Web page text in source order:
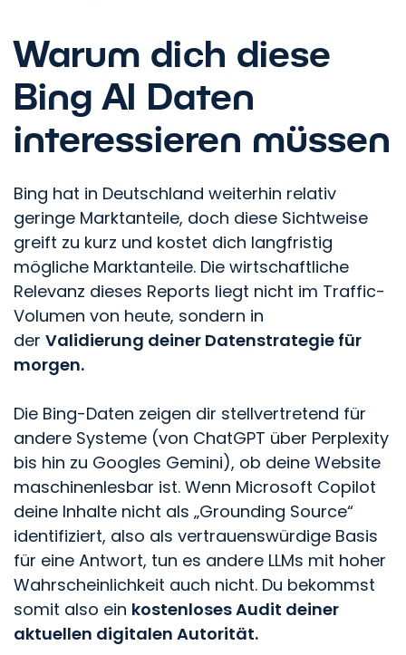
Warum dich diese
Bing AI Daten
interessieren müssen
Bing hat in Deutschland weiterhin relativ
geringe Marktanteile, doch diese Sichtweise
greift zu kurz und kostet dich langfristig
mögliche Marktanteile. Die wirtschaftliche
Relevanz dieses Reports liegt nicht im Traffic-
Volumen von heute, sondern in
der Validierung deiner Datenstrategie für
morgen.
Die Bing-Daten zeigen dir stellvertretend für
andere Systeme (von ChatGPT über Perplexity
bis hin zu Googles Gemini), ob deine Website
maschinenlesbar ist. Wenn Microsoft Copilot
deine Inhalte nicht als „Grounding Source“
identifiziert, also als vertrauenswürdige Basis
für eine Antwort, tun es andere LLMs mit hoher
Wahrscheinlichkeit auch nicht. Du bekommst
somit also ein kostenloses Audit deiner
aktuellen digitalen Autorität.